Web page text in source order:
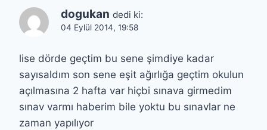
dogukan dedi ki:
04 Eylül 2014, 19:58
lise dörde geçtim bu sene şimdiye kadar
sayısaldım son sene eşit ağırlığa geçtim okulun
açılmasına 2 hafta var hiçbi sınava girmedim
sınav varmı haberim bile yoktu bu sınavlar ne
zaman yapılıyor